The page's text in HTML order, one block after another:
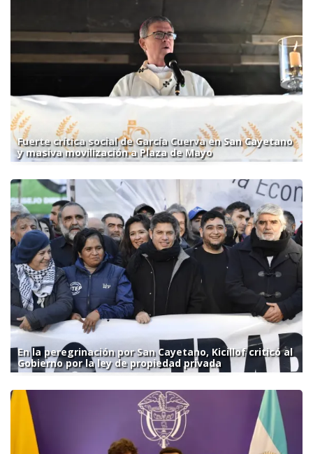
Fuerte crítica social de García Cuerva en San Cayetano
y masiva movilización a Plaza de Mayo
En la peregrinación por San Cayetano, Kicillof criticó al
Gobierno por la ley de propiedad privada